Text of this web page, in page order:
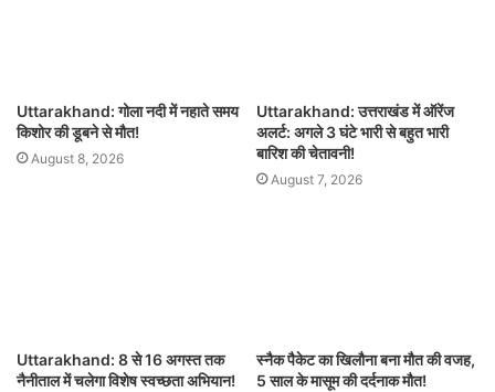
Uttarakhand: गोला नदी में नहाते समय
किशोर की डूबने से मौत!
August 8, 2026
Uttarakhand: उत्तराखंड में ऑरेंज
अलर्ट: अगले 3 घंटे भारी से बहुत भारी
बारिश की चेतावनी!
August 7, 2026
Uttarakhand: 8 से 16 अगस्त तक
नैनीताल में चलेगा विशेष स्वच्छता अभियान!
स्नैक पैकेट का खिलौना बना मौत की वजह,
5 साल के मासूम की दर्दनाक मौत!